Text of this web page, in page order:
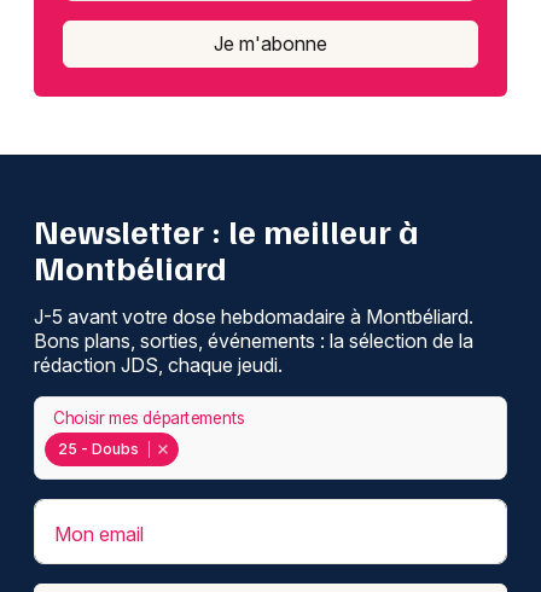
Je m'abonne
Newsletter : le meilleur à
Montbéliard
J-5 avant votre dose hebdomadaire à Montbéliard.
Bons plans, sorties, événements : la sélection de la
rédaction JDS, chaque jeudi.
25 - Doubs
Choisir mes départements
Mon email